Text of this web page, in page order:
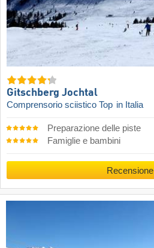
Gitschberg Jochtal
Comprensorio sciistico Top in Italia
Preparazione delle piste
Famiglie e bambini
Recensione